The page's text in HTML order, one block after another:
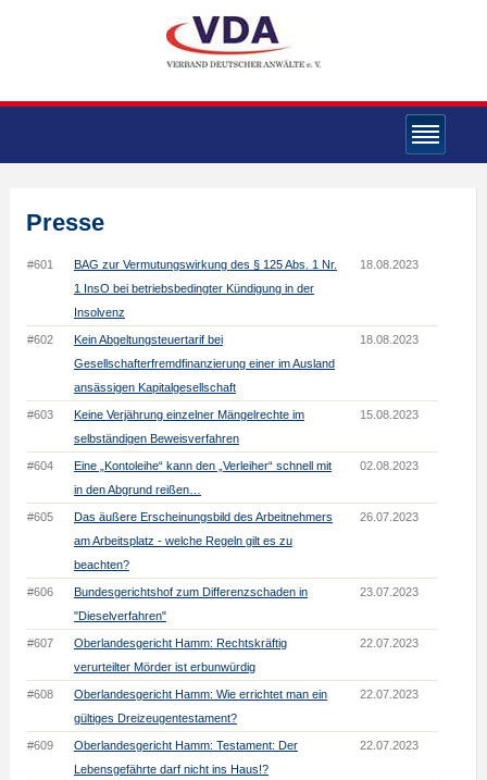
Presse
#601
BAG zur Vermutungswirkung des § 125 Abs. 1 Nr.
1 InsO bei betriebsbedingter Kündigung in der
Insolvenz
18.08.2023
#602
Kein Abgeltungsteuertarif bei
Gesellschafterfremdfinanzierung einer im Ausland
ansässigen Kapitalgesellschaft
18.08.2023
#603
Keine Verjährung einzelner Mängelrechte im
selbständigen Beweisverfahren
15.08.2023
#604
Eine „Kontoleihe“ kann den „Verleiher“ schnell mit
in den Abgrund reißen…
02.08.2023
#605
Das äußere Erscheinungsbild des Arbeitnehmers
am Arbeitsplatz - welche Regeln gilt es zu
beachten?
26.07.2023
#606
Bundesgerichtshof zum Differenzschaden in
"Dieselverfahren"
23.07.2023
#607
Oberlandesgericht Hamm: Rechtskräftig
verurteilter Mörder ist erbunwürdig
22.07.2023
#608
Oberlandesgericht Hamm: Wie errichtet man ein
gültiges Dreizeugentestament?
22.07.2023
#609
Oberlandesgericht Hamm: Testament: Der
Lebensgefährte darf nicht ins Haus!?
22.07.2023